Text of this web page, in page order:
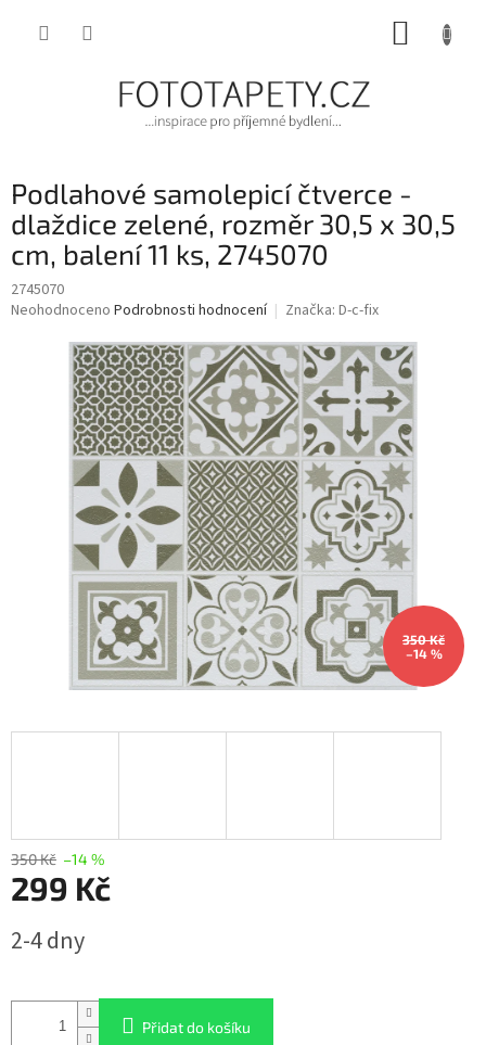
Podlahové samolepicí čtverce -
dlaždice zelené, rozměr 30,5 x 30,5
cm, balení 11 ks, 2745070
2745070
Průměrné
hvězdiček.
Neohodnoceno Podrobnosti hodnocení Značka: D-c-fix
350 Kč
–14 %
350 Kč –14 %
299 Kč
cena:
2-4 dny
Přidat do košíku